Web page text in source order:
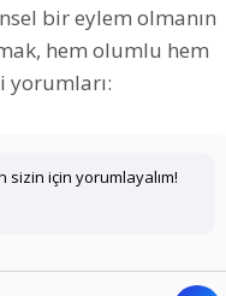
bir eylem olmanın
hem olumlu hem
yorumları:
sizin için yorumlayalım!